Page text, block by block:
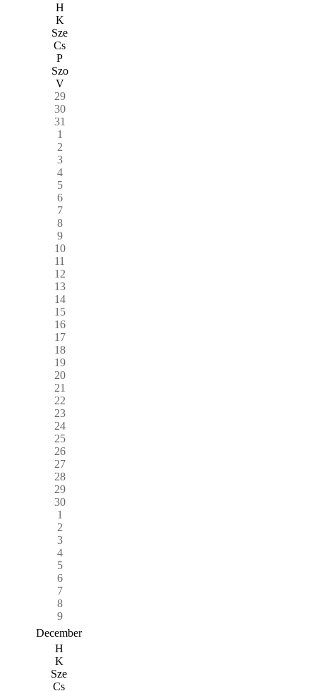
H
K
Sze
Cs
P
Szo
V
29
30
31
1
2
3
4
5
6
7
8
9
10
11
12
13
14
15
16
17
18
19
20
21
22
23
24
25
26
27
28
29
30
1
2
3
4
5
6
7
8
9
December
H
K
Sze
Cs